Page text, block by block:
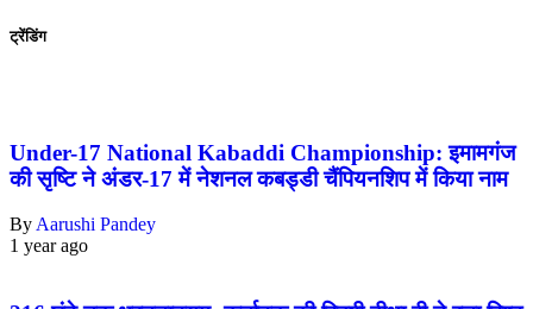
ट्रेंडिंग
Under-17 National Kabaddi Championship: इमामगंज
की सृष्टि ने अंडर-17 में नेशनल कबड्डी चैंपियनशिप में किया नाम
By Aarushi Pandey
1 year ago